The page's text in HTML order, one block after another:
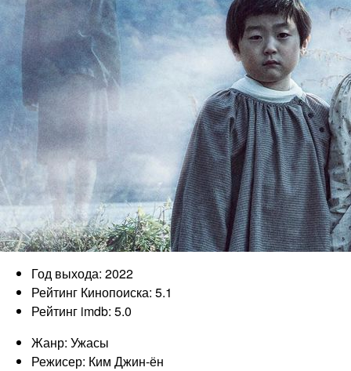
Год выхода: 2022
Рейтинг Кинопоиска: 5.1
Рейтинг imdb: 5.0
Жанр: Ужасы
Режисер: Ким Джин-ён